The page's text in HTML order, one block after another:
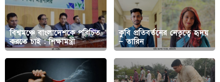
বিশ্বমঞ্চে বাংলাদেশকে পরিচিত
করতে চাই : শিক্ষামন্ত্রী
কুবি প্রতিবর্তনের নেতৃত্বে হৃদয়
– তারিন